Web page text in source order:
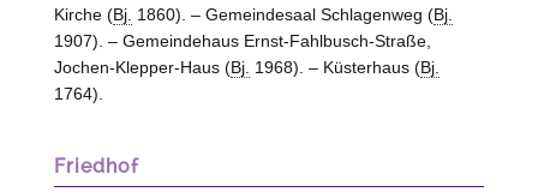
Kirche (Bj. 1860). – Gemeindesaal Schlagenweg (Bj.
1907). – Gemeindehaus Ernst-Fahlbusch-Straße,
Jochen-Klepper-Haus (Bj. 1968). – Küsterhaus (Bj.
1764).
Friedhof